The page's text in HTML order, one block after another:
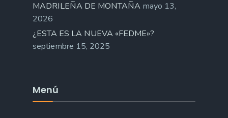
MADRILEÑA DE MONTAÑA mayo 13,
2026
¿ESTA ES LA NUEVA «FEDME»?
septiembre 15, 2025
Menú